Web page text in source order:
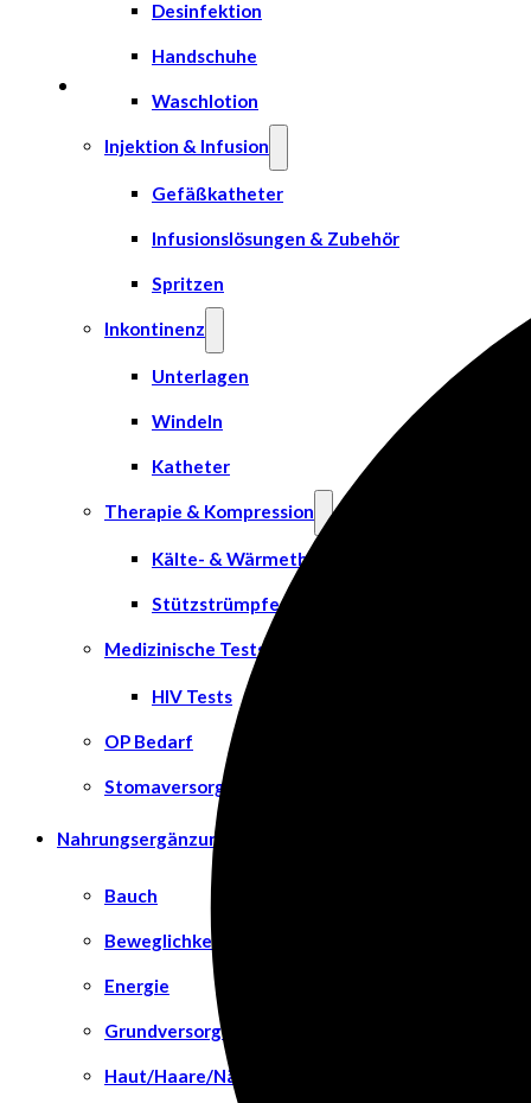
Desinfektion
Handschuhe
Waschlotion
Injektion & Infusion
Gefäßkatheter
Infusionslösungen & Zubehör
Spritzen
Inkontinenz
Unterlagen
Windeln
Katheter
Therapie & Kompression
Kälte- & Wärmetherapie
Stützstrümpfe & Kompression
Medizinische Tests & Geräte
HIV Tests
OP Bedarf
Stomaversorgung
Nahrungsergänzungsmittel
Bauch
Beweglichkeit
Energie
Grundversorgung
Haut/Haare/Nägel